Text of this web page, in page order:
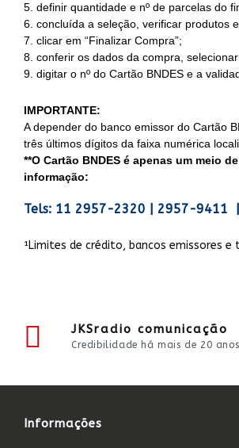
5. definir quantidade e nº de parcelas do
6. concluída a seleção, verificar produtos
7. clicar em “Finalizar Compra”;
8. conferir os dados da compra,
9. digitar o nº do Cartão BNDES e a
IMPORTANTE:
A depender do banco emissor do Cartão
três últimos dígitos da faixa numérica
**O Cartão BNDES é apenas um meio
informação:
Tels: 11 2957-2320 | 2957-9411
¹Limites de crédito, bancos emissores
JKSradio comunicação
Credibilidade há mais de 20 anos
Informações